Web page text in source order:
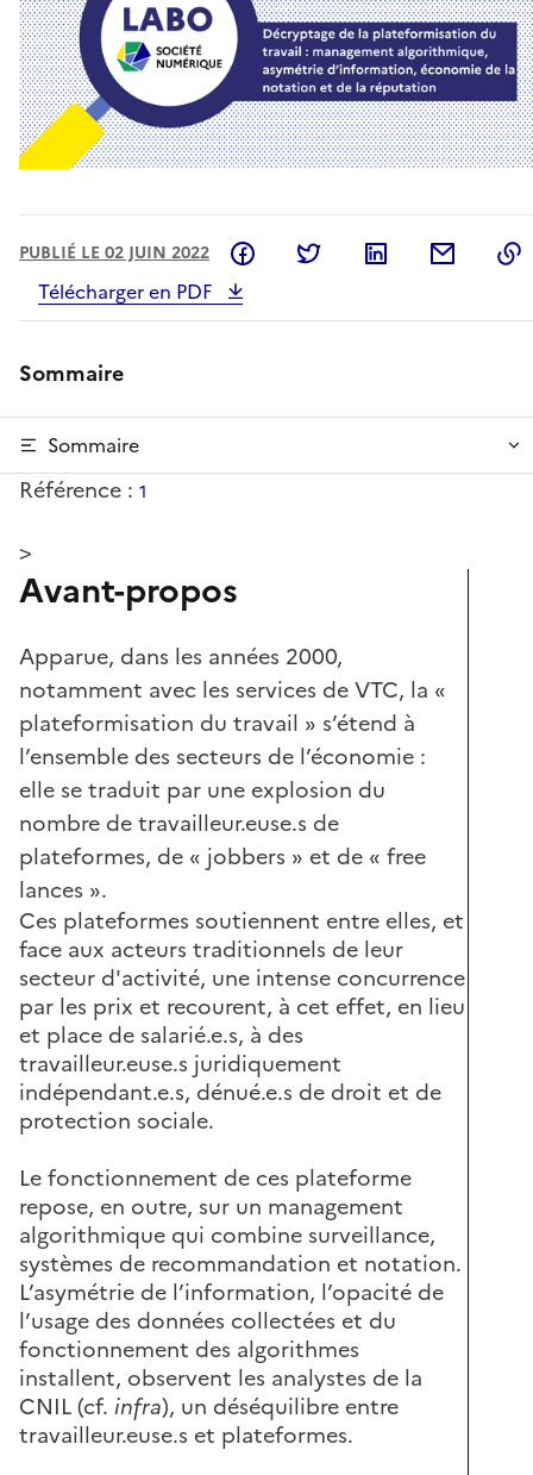
PUBLIÉ LE 02 JUIN 2022 Partager sur Facebook
Partager sur Twitter
Partager sur
Télécharger en PDF
Sommaire
Sommaire
Référence : 1
>
Avant-propos
Apparue, dans les années 2000,
notamment avec les services de VTC, la «
plateformisation du travail » s’étend à
l’ensemble des secteurs de l’économie :
elle se traduit par une explosion du
nombre de travailleur.euse.s de
plateformes, de « jobbers » et de « free
lances ».
Ces plateformes soutiennent entre elles, et
face aux acteurs traditionnels de leur
secteur d'activité, une intense concurrence
par les prix et recourent, à cet effet, en lieu
et place de salarié.e.s, à des
travailleur.euse.s juridiquement
indépendant.e.s, dénué.e.s de droit et de
protection sociale.
Le fonctionnement de ces plateforme
repose, en outre, sur un management
algorithmique qui combine surveillance,
systèmes de recommandation et notation.
L’asymétrie de l’information, l’opacité de
l’usage des données collectées et du
fonctionnement des algorithmes
installent, observent les analystes de la
CNIL (cf. infra), un déséquilibre entre
travailleur.euse.s et plateformes.